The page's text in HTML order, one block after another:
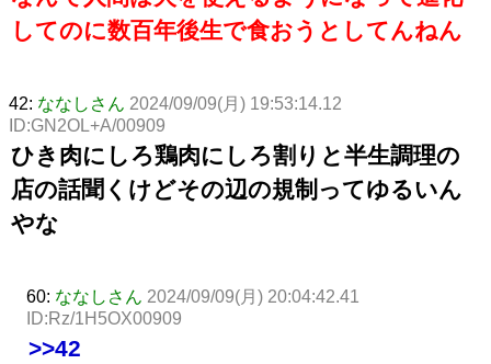
してのに数百年後生で食おうとしてんねん
42: ななしさん 2024/09/09(月) 19:53:14.12
ID:GN2OL+A/00909
ひき肉にしろ鶏肉にしろ割りと半生調理の
店の話聞くけどその辺の規制ってゆるいん
やな
60: ななしさん 2024/09/09(月) 20:04:42.41
ID:Rz/1H5OX00909
>>42